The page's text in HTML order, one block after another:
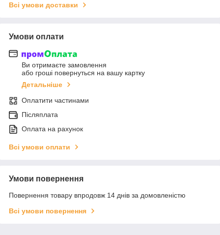
Всі умови доставки
Умови оплати
Ви отримаєте замовлення
або гроші повернуться на вашу картку
Детальніше
Оплатити частинами
Післяплата
Оплата на рахунок
Всі умови оплати
Умови повернення
Повернення товару впродовж 14 днів за домовленістю
Всі умови повернення